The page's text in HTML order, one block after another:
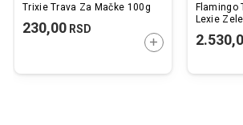
Trixie Trava Za Mačke 100g
230,00 RSD
DODAJTE U
Flamingo
Lexie